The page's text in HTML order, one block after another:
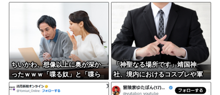
ちいかわ、想像以上に奥が深か
ったｗｗｗ「喋る奴」と「喋ら
ない奴」で人格に差がある模様
「神聖なる場所です」靖国神
社、境内におけるコスプレや軍
装の禁止を発表